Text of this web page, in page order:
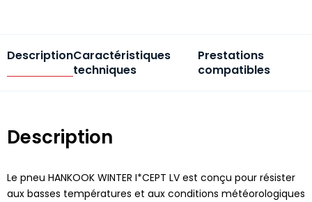
DescriptionCaractéristiques
techniques
Prestations
compatibles
Description
Le pneu HANKOOK WINTER I*CEPT LV est conçu pour résister
aux basses températures et aux conditions météorologiques